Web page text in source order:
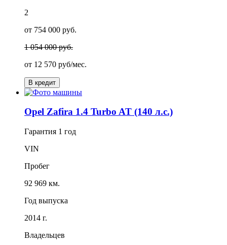
2
от 754 000 руб.
1 054 000 руб.
от 12 570 руб/мес.
В кредит
Opel Zafira 1.4 Turbo AT (140 л.с.)
Гарантия 1 год
VIN
Пробег
92 969 км.
Год выпуска
2014 г.
Владельцев